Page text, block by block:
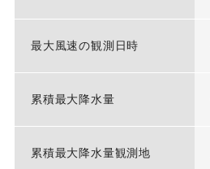
最大風速の観測日時
累積最大降水量
累積最大降水量観測地